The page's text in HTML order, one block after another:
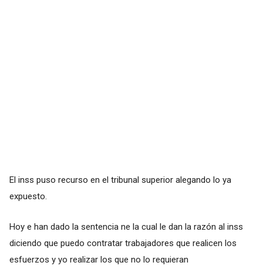
El inss puso recurso en el tribunal superior alegando lo ya
expuesto.
Hoy e han dado la sentencia ne la cual le dan la razón al inss
diciendo que puedo contratar trabajadores que realicen los
esfuerzos y yo realizar los que no lo requieran